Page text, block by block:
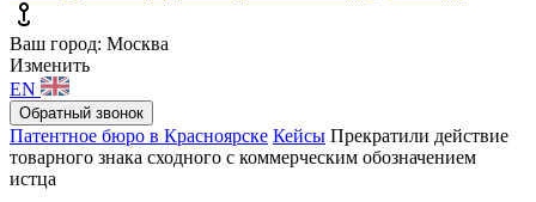
Ваш город: Москва
Изменить
EN
Обратный звонок
Патентное бюро в Красноярске Кейсы Прекратили действие
товарного знака сходного с коммерческим обозначением
истца